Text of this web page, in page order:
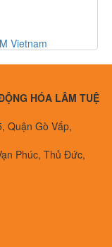
Cảm biến Bently
HÓA LÂM TUỆ
Quận Gò Vấp,
Phúc, Thủ Đức,